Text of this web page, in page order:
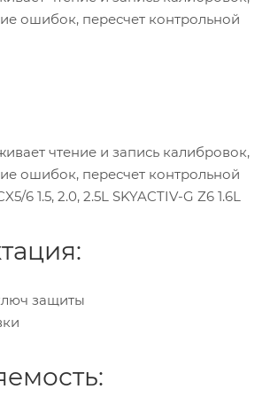
ошибок, пересчет контрольной
чтение и запись калибровок,
ошибок, пересчет контрольной
6 1.5, 2.0, 2.5L SKYACTIV-G Z6 1.6L
защиты